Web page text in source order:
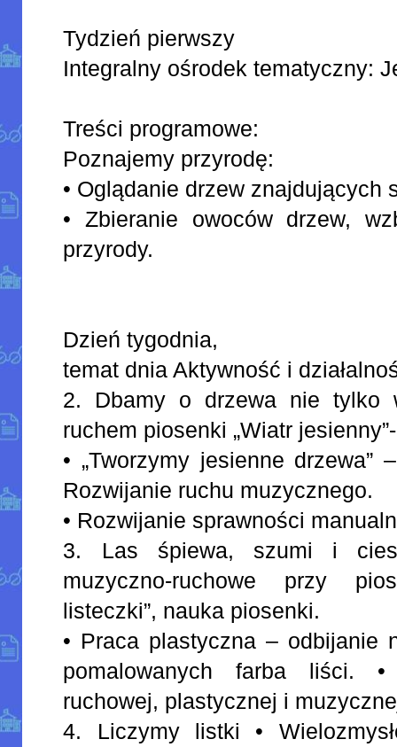
Tydzień pierwszy
Integralny ośrodek tematyczny:
Treści programowe:
Poznajemy przyrodę:
• Oglądanie drzew znajdujących
• Zbieranie owoców drzew,
przyrody.
Dzień tygodnia,
temat dnia Aktywność i
2. Dbamy o drzewa nie tylko
ruchem piosenki „Wiatr
• „Tworzymy jesienne drzewa”
Rozwijanie ruchu muzycznego.
• Rozwijanie sprawności
3. Las śpiewa, szumi i
muzyczno-ruchowe przy
listeczki”, nauka piosenki.
• Praca plastyczna – odbijanie
pomalowanych farba liści. •
ruchowej, plastycznej i
4. Liczymy listki •